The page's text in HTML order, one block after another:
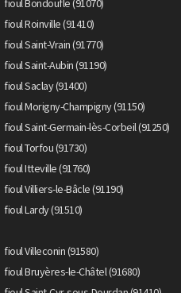
fioul Bondoufle (91070)
fioul Roinville (91410)
fioul Saint-Vrain (91770)
fioul Saint-Aubin (91190)
fioul Saclay (91400)
fioul Morigny-Champigny (91150)
fioul Saint-Germain-lès-Corbeil (91250)
fioul Torfou (91730)
fioul Itteville (91760)
fioul Villiers-le-Bâcle (91190)
fioul Lardy (91510)
fioul Villeconin (91580)
fioul Bruyères-le-Châtel (91680)